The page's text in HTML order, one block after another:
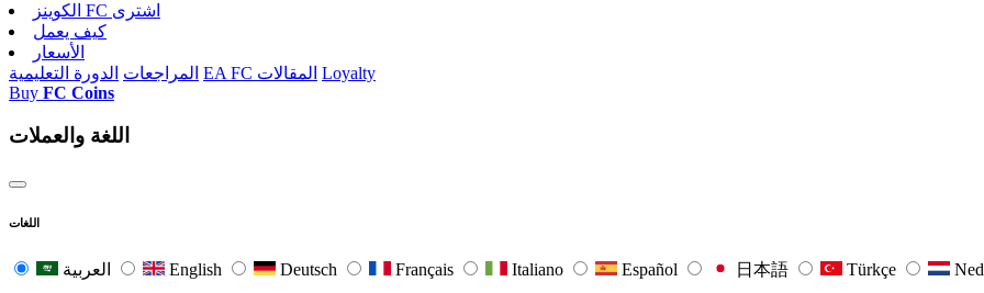
الکوینز FC اشتری
كيف يعمل
الأسعار
المراجعات الدورة التعليمية EA FC المقالات Loyalty
Buy FC Coins
اللغة والعملات
اللغات
English Deutsch Français Italiano Español 日本語 Türkçe